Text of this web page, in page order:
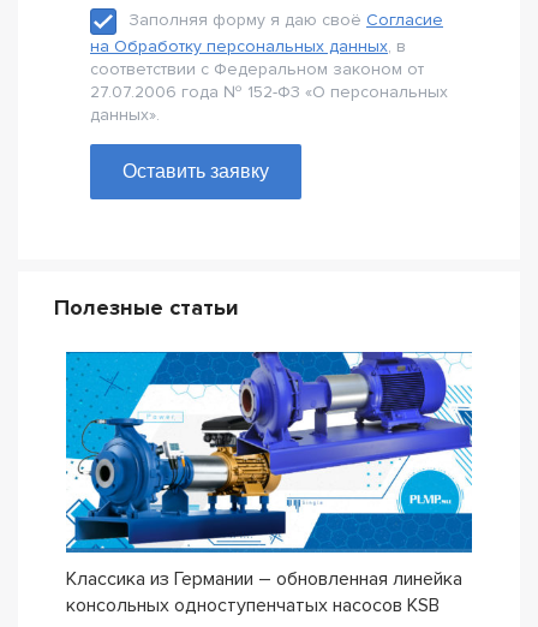
Заполняя форму я даю своё Согласие
на Обработку персональных данных, в
соответствии с Федеральном законом от
27.07.2006 года № 152-Ф3 «О персональных
данных».
Оставить заявку
Полезные статьи
Классика из Германии – обновленная линейка
консольных одноступенчатых насосов KSB